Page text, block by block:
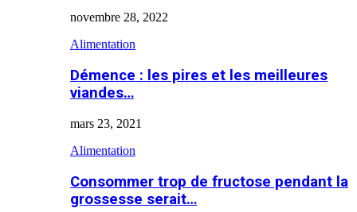
novembre 28, 2022
Alimentation
Démence : les pires et les meilleures
viandes…
mars 23, 2021
Alimentation
Consommer trop de fructose pendant la
grossesse serait…